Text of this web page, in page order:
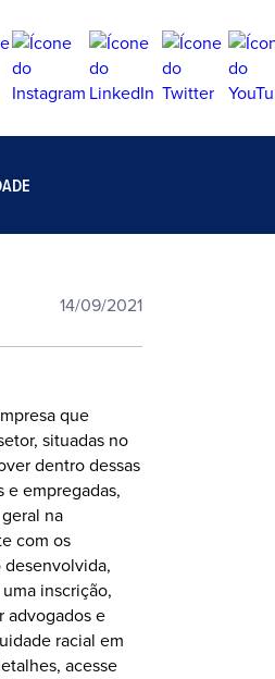
14/09/2021
que
situadas no
dentro dessas
empregadas,
na
com os
inscrição,
advogados e
racial em
acesse